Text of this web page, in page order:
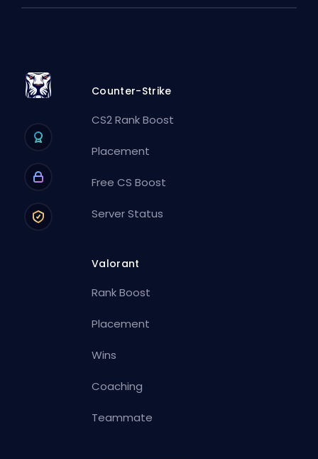
Counter-Strike
CS2 Rank Boost
Placement
Free CS Boost
Server Status
Valorant
Rank Boost
Placement
Wins
Coaching
Teammate